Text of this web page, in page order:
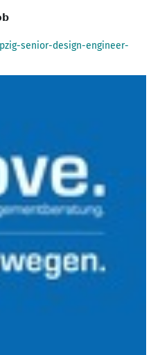
senior-design-engineer-